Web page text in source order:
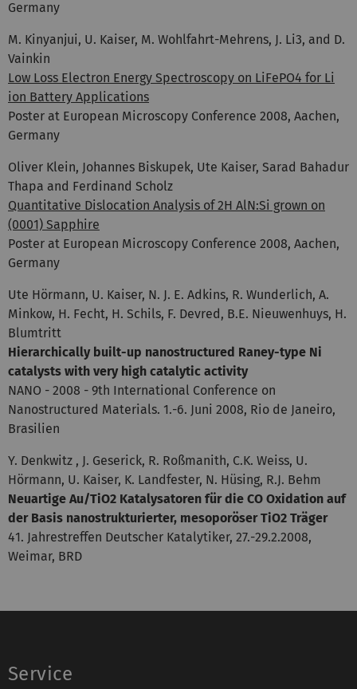
Germany
M. Kinyanjui, U. Kaiser, M. Wohlfahrt-Mehrens, J. Li3, and D.
Vainkin
Low Loss Electron Energy Spectroscopy on LiFePO4 for Li
ion Battery Applications
Poster at European Microscopy Conference 2008, Aachen,
Germany
Oliver Klein, Johannes Biskupek, Ute Kaiser, Sarad Bahadur
Thapa and Ferdinand Scholz
Quantitative Dislocation Analysis of 2H AlN:Si grown on
(0001) Sapphire
Poster at European Microscopy Conference 2008, Aachen,
Germany
Ute Hörmann, U. Kaiser, N. J. E. Adkins, R. Wunderlich, A.
Minkow, H. Fecht, H. Schils, F. Devred, B.E. Nieuwenhuys, H.
Blumtritt
Hierarchically built-up nanostructured Raney-type Ni
catalysts with very high catalytic activity
NANO - 2008 - 9th International Conference on
Nanostructured Materials. 1.-6. Juni 2008, Rio de Janeiro,
Brasilien
Y. Denkwitz , J. Geserick, R. Roßmanith, C.K. Weiss, U.
Hörmann, U. Kaiser, K. Landfester, N. Hüsing, R.J. Behm
Neuartige Au/TiO2 Katalysatoren für die CO Oxidation auf
der Basis nanostrukturierter, mesoporöser TiO2 Träger
41. Jahrestreffen Deutscher Katalytiker, 27.-29.2.2008,
Weimar, BRD
Service